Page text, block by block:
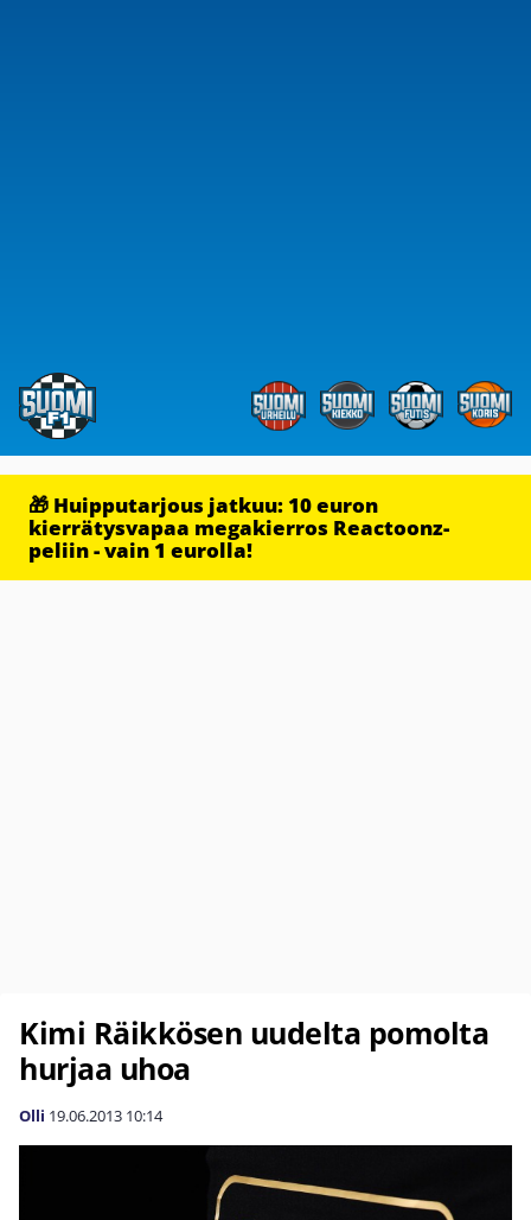
🎁 Huipputarjous jatkuu: 10 euron
kierrätysvapaa megakierros Reactoonz-
peliin - vain 1 eurolla!
Kimi Räikkösen uudelta pomolta
hurjaa uhoa
Olli 19.06.2013 10:14